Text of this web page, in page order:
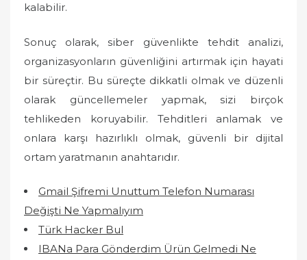
kalabilir.
Sonuç olarak, siber güvenlikte tehdit analizi,
organizasyonların güvenliğini artırmak için hayati
bir süreçtir. Bu süreçte dikkatli olmak ve düzenli
olarak güncellemeler yapmak, sizi birçok
tehlikeden koruyabilir. Tehditleri anlamak ve
onlara karşı hazırlıklı olmak, güvenli bir dijital
ortam yaratmanın anahtarıdır.
Gmail Şifremi Unuttum Telefon Numarası
Değişti Ne Yapmalıyım
Türk Hacker Bul
IBANa Para Gönderdim Ürün Gelmedi Ne